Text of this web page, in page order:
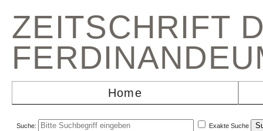
ZEITSCHRIFT
Home
Suche: Exakte Suche